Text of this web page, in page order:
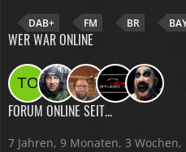
DAB+ FM BR
WER WAR ONLINE
FORUM ONLINE SEIT...
7 Jahren, 9 Monaten, 3